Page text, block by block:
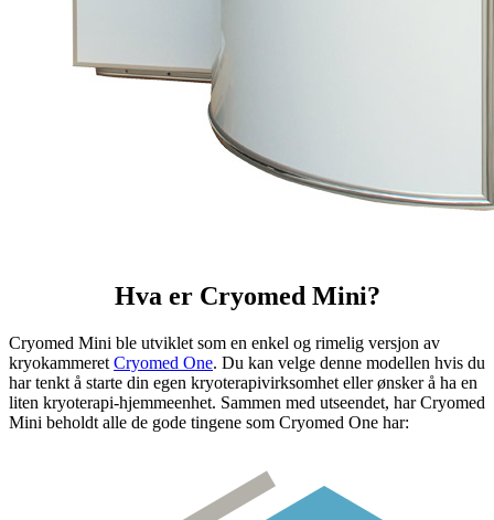
Hva er Cryomed Mini?
Cryomed Mini ble utviklet som en enkel og rimelig versjon av
kryokammeret Cryomed One. Du kan velge denne modellen hvis du
har tenkt å starte din egen kryoterapivirksomhet eller ønsker å ha en
liten kryoterapi-hjemmeenhet. Sammen med utseendet, har Cryomed
Mini beholdt alle de gode tingene som Cryomed One har: